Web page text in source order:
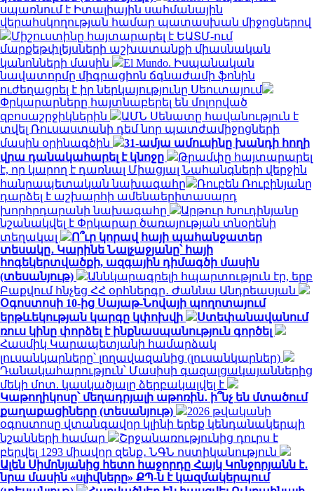
սպառնում է Իտալիային սահմանային
վերահսկողության համար պատասխան միջոցներով
Միշուստինը հայտարարել է ԵԱՏՄ-ում
մարքեթփլեյսների աշխատանքի միասնական
կանոնների մասին
El Mundo. Իսպանական
նավատորմը միգրացիոն ճգնաժամի ֆոնին
ուժեղացրել է իր ներկայությունը Սեուտայում
Փրկարարները հայտնաբերել են մոլորված
զբոսաշրջիկներին
ԱՄՆ Սենատը հավանություն է
տվել Ռուսաստանի դեմ նոր պատժամիջոցների
մասին օրինագծին
31-ամյա ամուսինը խանդի հողի
վրա դանակահարել է կնոջը
Թրամփը հայտարարել
է, որ կարող է դառնալ Միացյալ Նահանգների վերջին
հանրապետական ​​նախագահը
Ռուբեն Ռուբինյանը
դարձել է աշխարհի ամենաերիտասարդ
խորհրդարանի նախագահը
Արթուր Խուդինյանը
նշանակվել է Փրկարար ծառայության տնօրենի
տեղակալ
Ո՞ւր կորավ հայի պահանջատեր
տեսակը․ Կարինե Նալչաջյանը՝ հայի
հոգեկերտվածքի, ազգային դիմագծի մասին
(տեսանյութ)
Աննկարագրելի հպարտություն էր, երբ
Բաքվում հնչեց ՀՀ օրհներգը․ Ժաննա Անդրեասյան
Օգոստոսի 10-ից Սայաթ-Նովայի պողոտայում
երթևեկության կարգը կփոխվի
Ստեփանավանում
ռուս կինը փորձել է ինքնասպանություն գործել
Հասմիկ Կարապետյանի համարձակ
լուսանկարները՝ լողավազանից (լուսանկարներ)
Դանակահարություն՝ Մասիսի գազալցակայաններից
մեկի մոտ. կասկածյալը ձերբակալվել է
Կաթողիկոսը՝ մեղադրյալի աթոռին․ ի՞նչ են մտածում
քաղաքացիները (տեսանյութ)
2026 թվականի
օգոստոսը վտանգավոր կլինի երեք կենդանակերպի
նշանների համար
Շրջանառությունից դուրս է
բերվել 1293 միավոր զենք․ ՆԳՆ ոստիկանություն
Ալեն Սիմոնյանից հետո հաջորդը Հայկ Կոնջորյանն է․
նրա մասին «սլիվները» ՔՊ-ն է կազմակերպում